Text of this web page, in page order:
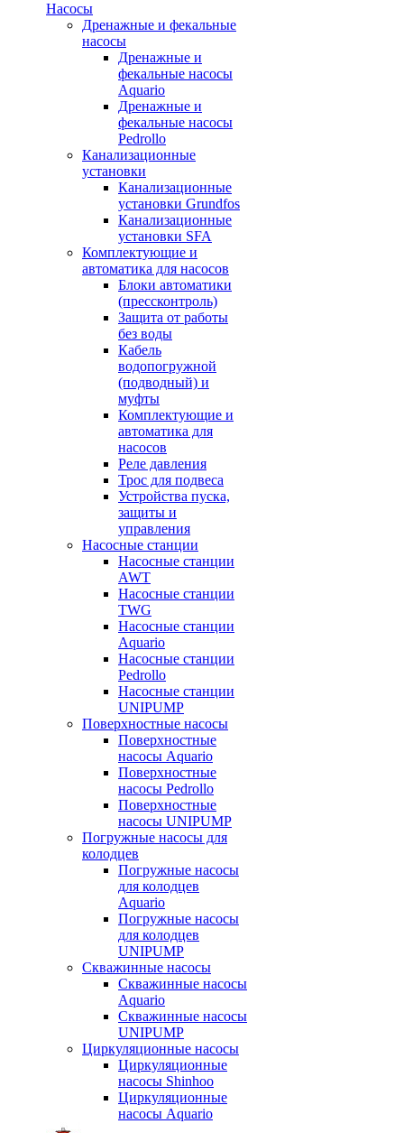
Насосы
Дренажные и фекальные
насосы
Дренажные и
фекальные насосы
Aquario
Дренажные и
фекальные насосы
Pedrollo
Канализационные
установки
Канализационные
установки Grundfos
Канализационные
установки SFA
Комплектующие и
автоматика для насосов
Блоки автоматики
(прессконтроль)
Защита от работы
без воды
Кабель
водопогружной
(подводный) и
муфты
Комплектующие и
автоматика для
насосов
Реле давления
Трос для подвеса
Устройства пуска,
защиты и
управления
Насосные станции
Насосные станции
AWT
Насосные станции
TWG
Насосные станции
Aquario
Насосные станции
Pedrollo
Насосные станции
UNIPUMP
Поверхностные насосы
Поверхностные
насосы Aquario
Поверхностные
насосы Pedrollo
Поверхностные
насосы UNIPUMP
Погружные насосы для
колодцев
Погружные насосы
для колодцев
Aquario
Погружные насосы
для колодцев
UNIPUMP
Скважинные насосы
Скважинные насосы
Aquario
Скважинные насосы
UNIPUMP
Циркуляционные насосы
Циркуляционные
насосы Shinhoo
Циркуляционные
насосы Aquario